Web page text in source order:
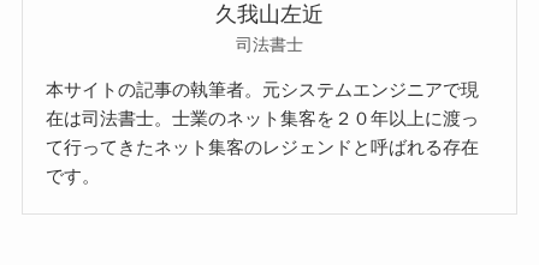
久我山左近
司法書士
本サイトの記事の執筆者。元システムエンジニアで現
在は司法書士。士業のネット集客を２０年以上に渡っ
て行ってきたネット集客のレジェンドと呼ばれる存在
です。